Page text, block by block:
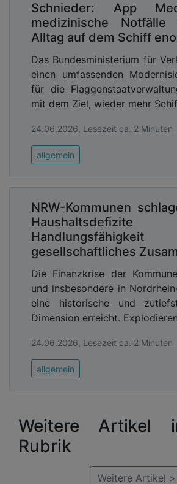
Schnieder: App
medizinische Notfälle
Alltag auf dem Schiff
Das Bundesministerium für
einen umfassenden
für die
mit dem Ziel, wieder mehr
24.06.2026, Lesezeit ca. 2 Minuten
allgemein
NRW-Kommunen
Haushaltsdefizite
gesellschaftliches
Die Finanzkrise der
und insbesondere in
eine historische und
Dimension erreicht.
24.06.2026, Lesezeit ca. 2 Minuten
allgemein
Weitere Artikel
Rubrik
Weitere Artikel >